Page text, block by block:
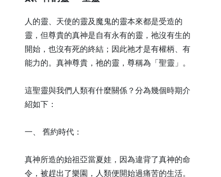
人的靈、天使的靈及魔鬼的靈本來都是受造的
靈，但尊貴的真神是自有永有的靈，祂沒有生的
開始，也沒有死的終結；因此祂才是有權柄、有
能力的。真神尊貴，祂的靈，尊稱為「聖靈」。
這聖靈與我們人類有什麼關係？分為幾個時期介
紹如下：
一、 舊約時代：
真神所造的始祖亞當夏娃，因為違背了真神的命
令，被趕出了樂園，人類便開始過痛苦的生活。